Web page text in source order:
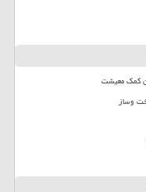
کمک معیشت